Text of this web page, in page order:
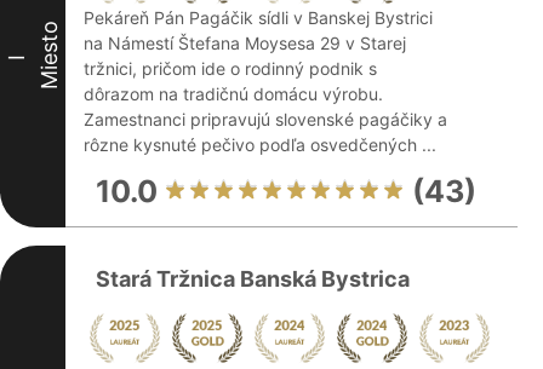
I Miesto
Pekáreň Pán Pagáčik sídli v Banskej Bystrici
na Námestí Štefana Moysesa 29 v Starej
tržnici, pričom ide o rodinný podnik s
dôrazom na tradičnú domácu výrobu.
Zamestnanci pripravujú slovenské pagáčiky a
rôzne kysnuté pečivo podľa osvedčených ...
10.0 (43)
Stará Tržnica Banská Bystrica